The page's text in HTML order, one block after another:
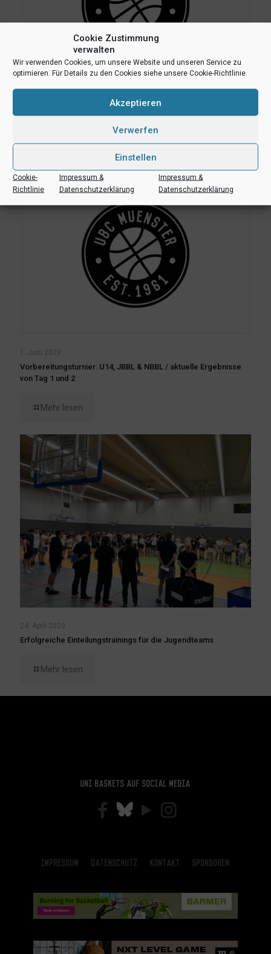
Cookie Zustimmung
verwalten
Wir verwenden Cookies, um unsere Website und unseren Service zu
optimieren. Für Details zu den Cookies siehe unsere Cookie-Richtlinie.
Akzeptieren
Verwerfen
Einstellen
Cookie-
Richtlinie
Impressum &
Datenschutzerklärung
Impressum &
Datenschutzerklärung
UBC-Vorbereitungsturnier ein voller Erfolg
Mehr lesen
1. Juni 2023
Vorbereitungsturnier: U14, JBBL & NBBL / aktuelle Ergebnisse
von Tag 1 und 2
Mehr lesen
24. April 2023
Erfolgreiche Einteilungstrainings für die Jugendteams
Mehr lesen
Uni Baskets auf Social Media
Impressum Datenschutz Kontakt Sponsoren